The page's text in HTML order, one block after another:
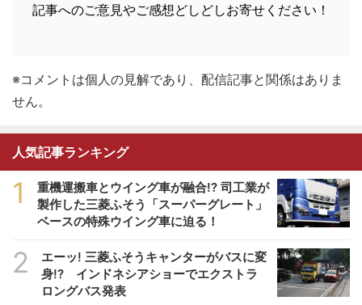
記事へのご意見やご感想どしどしお寄せください！
※コメントは個人の見解であり、配信記事と関係はありま
せん。
人気記事ランキング
1
重機運搬車とウイング車が融合!? 司工業が
製作した三菱ふそう「スーパーグレート」
ベースの特殊ウイング車に迫る！
2
エーッ! 三菱ふそうキャンターがバスに変
身!? インドネシアショーでエクストラ
ロングバス発表